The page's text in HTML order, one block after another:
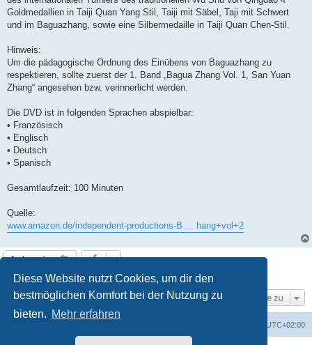
Diese Website nutzt Cookies, um dir den
bestmöglichen Komfort bei der Nutzung zu
bieten. Mehr erfahren
Goldmedallien in Taiji Quan Yang Stil, Taiji mit Säbel, Taji mit Schwert
und im Baguazhang, sowie eine Silbermedaille in Taiji Quan Chen-Stil.
Hinweis:
Um die pädagogische Ordnung des Einübens von Baguazhang zu
respektieren, sollte zuerst der 1. Band „Bagua Zhang Vol. 1, San Yuan
Zhang“ angesehen bzw. verinnerlicht werden.
Die DVD ist in folgenden Sprachen abspielbar:
• Französisch
• Englisch
• Deutsch
• Spanisch
Gesamtlaufzeit: 100 Minuten
Quelle:
www.amazon.de/independent-productions-B ... hang+vol+2
Antworten
1 Beitrag • Seite1von 1
Gehe zu
UTC+02:00